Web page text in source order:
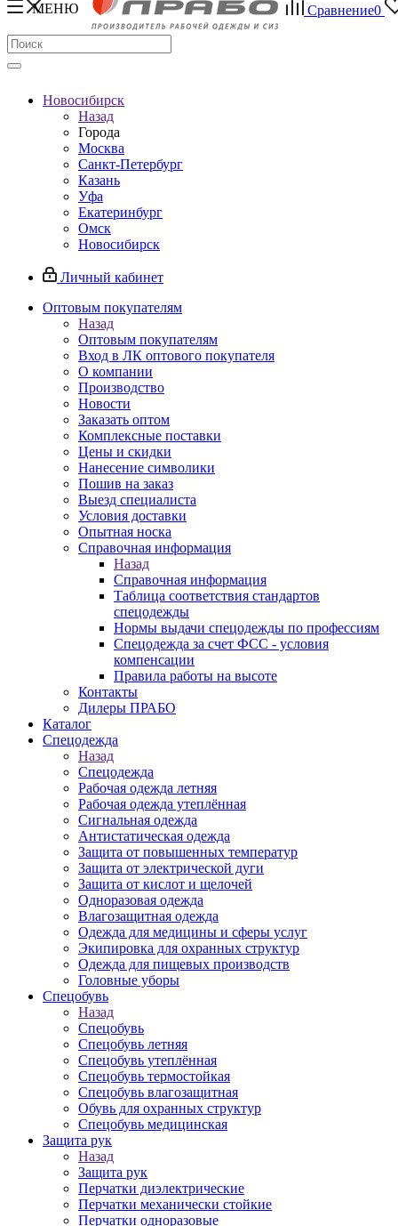
МЕНЮ Сравнение0
Новосибирск
Назад
Города
Москва
Санкт-Петербург
Казань
Уфа
Екатеринбург
Омск
Новосибирск
Личный кабинет
Оптовым покупателям
Назад
Оптовым покупателям
Вход в ЛК оптового покупателя
О компании
Производство
Новости
Заказать оптом
Комплексные поставки
Цены и скидки
Нанесение символики
Пошив на заказ
Выезд специалиста
Условия доставки
Опытная носка
Справочная информация
Назад
Справочная информация
Таблица соответствия стандартов
спецодежды
Нормы выдачи спецодежды по профессиям
Спецодежда за счет ФСС - условия
компенсации
Правила работы на высоте
Контакты
Дилеры ПРАБО
Каталог
Спецодежда
Назад
Спецодежда
Рабочая одежда летняя
Рабочая одежда утеплённая
Сигнальная одежда
Антистатическая одежда
Защита от повышенных температур
Защита от электрической дуги
Защита от кислот и щелочей
Одноразовая одежда
Влагозащитная одежда
Одежда для медицины и сферы услуг
Экипировка для охранных структур
Одежда для пищевых производств
Головные уборы
Спецобувь
Назад
Спецобувь
Спецобувь летняя
Спецобувь утеплённая
Спецобувь термостойкая
Спецобувь влагозащитная
Обувь для охранных структур
Спецобувь медицинская
Защита рук
Назад
Защита рук
Перчатки диэлектрические
Перчатки механически стойкие
Перчатки одноразовые